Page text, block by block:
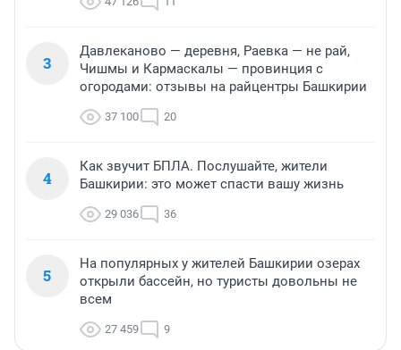
3
Давлеканово — деревня, Раевка — не рай,
Чишмы и Кармаскалы — провинция с
огородами: отзывы на райцентры Башкирии
37 100 20
4
Как звучит БПЛА. Послушайте, жители
Башкирии: это может спасти вашу жизнь
29 036 36
5
На популярных у жителей Башкирии озерах
открыли бассейн, но туристы довольны не
всем
27 459 9